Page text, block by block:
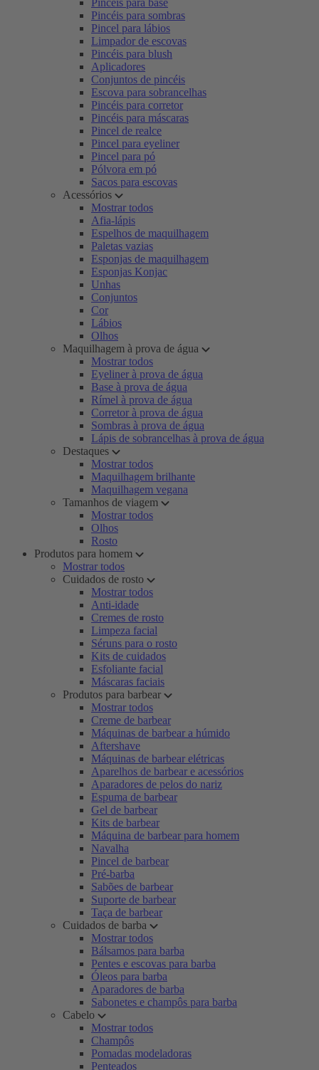
Pincéis para base
Pincéis para sombras
Pincel para lábios
Limpador de escovas
Pincéis para blush
Aplicadores
Conjuntos de pincéis
Escova para sobrancelhas
Pincéis para corretor
Pincéis para máscaras
Pincel de realce
Pincel para eyeliner
Pincel para pó
Pólvora em pó
Sacos para escovas
Acessórios
Mostrar todos
Afia-lápis
Espelhos de maquilhagem
Paletas vazias
Esponjas de maquilhagem
Esponjas Konjac
Unhas
Conjuntos
Cor
Lábios
Olhos
Maquilhagem à prova de água
Mostrar todos
Eyeliner à prova de água
Base à prova de água
Rímel à prova de água
Corretor à prova de água
Sombras à prova de água
Lápis de sobrancelhas à prova de água
Destaques
Mostrar todos
Maquilhagem brilhante
Maquilhagem vegana
Tamanhos de viagem
Mostrar todos
Olhos
Rosto
Produtos para homem
Mostrar todos
Cuidados de rosto
Mostrar todos
Anti-idade
Cremes de rosto
Limpeza facial
Séruns para o rosto
Kits de cuidados
Esfoliante facial
Máscaras faciais
Produtos para barbear
Mostrar todos
Creme de barbear
Máquinas de barbear a húmido
Aftershave
Máquinas de barbear elétricas
Aparelhos de barbear e acessórios
Aparadores de pelos do nariz
Espuma de barbear
Gel de barbear
Kits de barbear
Máquina de barbear para homem
Navalha
Pincel de barbear
Pré-barba
Sabões de barbear
Suporte de barbear
Taça de barbear
Cuidados de barba
Mostrar todos
Bálsamos para barba
Pentes e escovas para barba
Óleos para barba
Aparadores de barba
Sabonetes e champôs para barba
Cabelo
Mostrar todos
Champôs
Pomadas modeladoras
Penteados